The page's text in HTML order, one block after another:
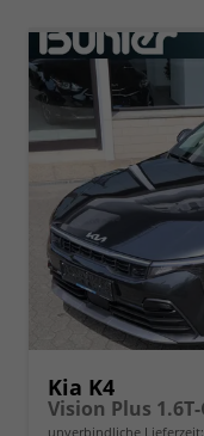
Kia K4
unverbindliche Lieferzeit: